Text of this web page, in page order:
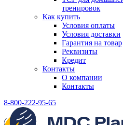
тренировок
Как купить
Условия оплаты
Условия доставки
Гарантия на товар
Реквизиты
Кредит
Контакты
О компании
Контакты
8-800-222-95-65